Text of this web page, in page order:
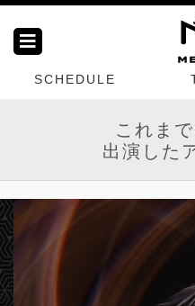
SCHEDULE
これま
出演した